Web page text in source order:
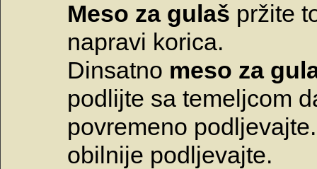
Meso za gulaš pržite
napravi korica.
Dinsatno meso za
podlijte sa temeljcom
povremeno
obilnije podljevajte.